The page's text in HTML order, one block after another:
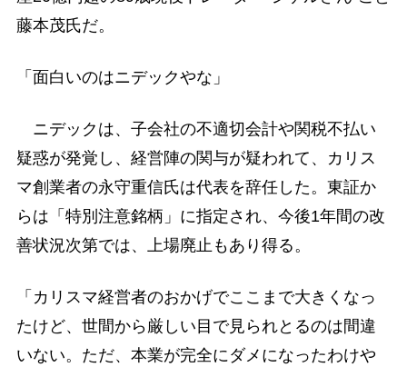
藤本茂氏だ。
「面白いのはニデックやな」
ニデックは、子会社の不適切会計や関税不払い
疑惑が発覚し、経営陣の関与が疑われて、カリス
マ創業者の永守重信氏は代表を辞任した。東証か
らは「特別注意銘柄」に指定され、今後1年間の改
善状況次第では、上場廃止もあり得る。
「カリスマ経営者のおかげでここまで大きくなっ
たけど、世間から厳しい目で見られとるのは間違
いない。ただ、本業が完全にダメになったわけや